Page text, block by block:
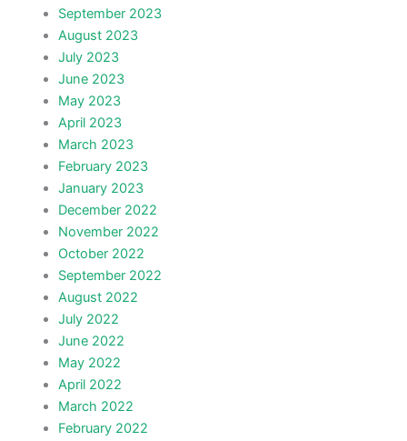
September 2023
August 2023
July 2023
June 2023
May 2023
April 2023
March 2023
February 2023
January 2023
December 2022
November 2022
October 2022
September 2022
August 2022
July 2022
June 2022
May 2022
April 2022
March 2022
February 2022